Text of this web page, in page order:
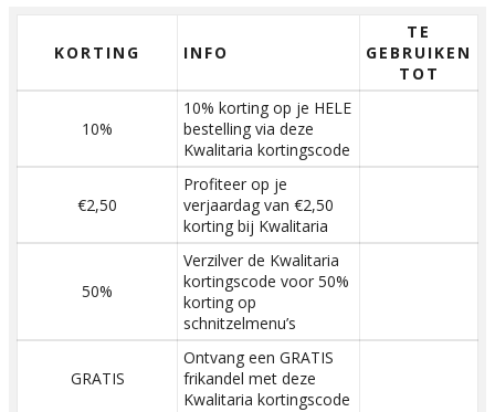
KORTING INFO
TE
GEBRUIKEN
TOT
10%
10% korting op je HELE
bestelling via deze
Kwalitaria kortingscode
€2,50
Profiteer op je
verjaardag van €2,50
korting bij Kwalitaria
50%
Verzilver de Kwalitaria
kortingscode voor 50%
korting op
schnitzelmenu’s
GRATIS
Ontvang een GRATIS
frikandel met deze
Kwalitaria kortingscode